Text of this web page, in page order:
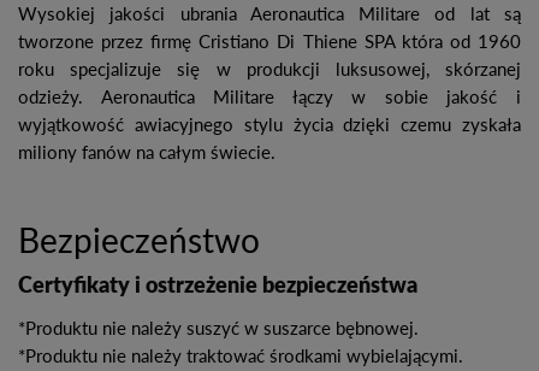
Wysokiej jakości ubrania Aeronautica Militare od lat są
tworzone przez firmę Cristiano Di Thiene SPA która od 1960
roku specjalizuje się w produkcji luksusowej, skórzanej
odzieży. Aeronautica Militare łączy w sobie jakość i
wyjątkowość awiacyjnego stylu życia dzięki czemu zyskała
miliony fanów na całym świecie.
Bezpieczeństwo
Certyfikaty i ostrzeżenie bezpieczeństwa
*Produktu nie należy suszyć w suszarce bębnowej.
*Produktu nie należy traktować środkami wybielającymi.